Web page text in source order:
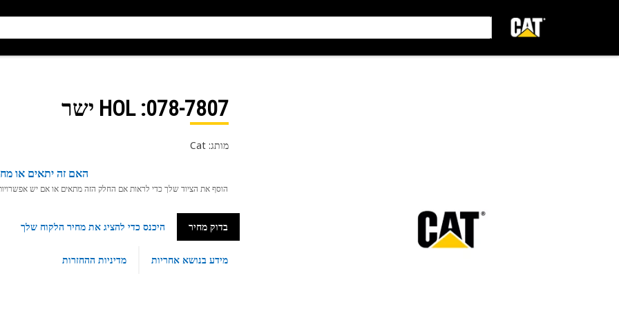
078-7807: HOL ישר
מותג: Cat
האם זה יתאים או
הוסף את הציוד שלך כדי לראות אם החלק הזה מתאים או אם יש אפשרויות
בדוק מחיר היכנס כדי להציג את מחיר הלקוח שלך
מידע בנושא אחריות מדיניות ההחזרות